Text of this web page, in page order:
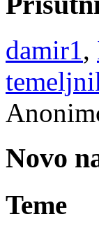
damir1,
Novo
Teme